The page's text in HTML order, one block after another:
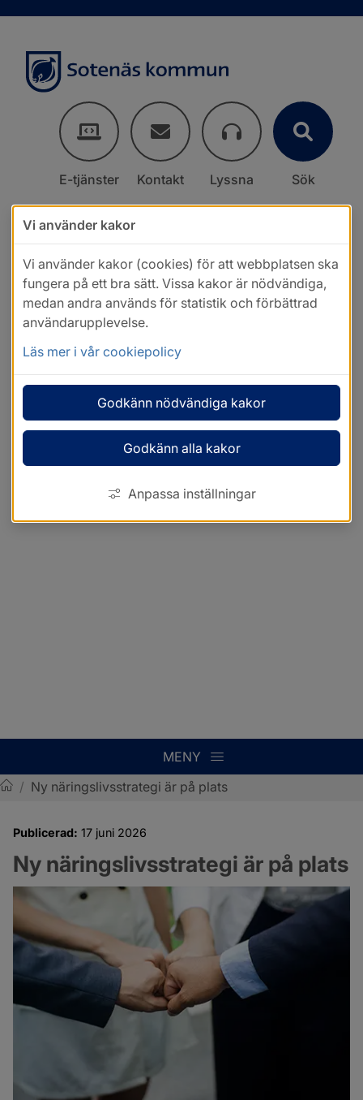
E-tjänster Kontakt Lyssna Sök
MENY
/ Ny näringslivsstrategi är på plats
Publicerad: 17 juni 2026
Ny näringslivsstrategi är på plats
Vi använder kakor
Vi använder kakor (cookies) för att webbplatsen ska
fungera på ett bra sätt. Vissa kakor är nödvändiga,
medan andra används för statistik och förbättrad
användarupplevelse.
Läs mer i vår cookiepolicy
Godkänn nödvändiga kakor
Godkänn alla kakor
Anpassa inställningar